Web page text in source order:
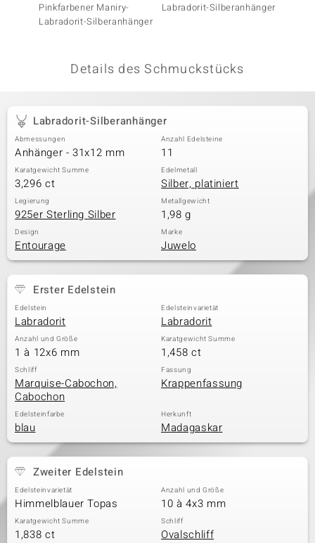
Classics
Pinkfarbener Maniry-
Labradorit-Silberanhänger
Labradorit-Silberanhänger
Details des Schmuckstücks
Labradorit-Silberanhänger
Abmessungen
Anhänger - 31x12 mm
Anzahl Edelsteine
11
Karatgewicht Summe
3,296 ct
Edelmetall
Silber, platiniert
Legierung
925er Sterling Silber
Metallgewicht
1,98 g
Design
Entourage
Marke
Juwelo
Erster Edelstein
Edelstein
Labradorit
Edelsteinvarietät
Labradorit
Anzahl und Größe
1 à 12x6 mm
Karatgewicht Summe
1,458 ct
Schliff
Marquise-Cabochon,
Cabochon
Fassung
Krappenfassung
Edelsteinfarbe
blau
Herkunft
Madagaskar
Zweiter Edelstein
Edelsteinvarietät
Himmelblauer Topas
Anzahl und Größe
10 à 4x3 mm
Karatgewicht Summe
1,838 ct
Schliff
Ovalschliff